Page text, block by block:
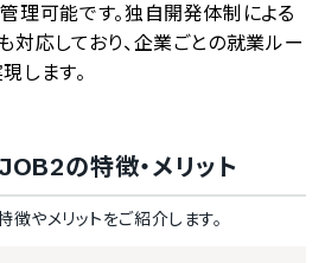
理可能です。独自開発体制による
対応しており、企業ごとの就業ルー
します。
の特徴・メリット
徴やメリットをご紹介します。